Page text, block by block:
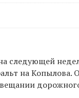
следующей
на Копылова.